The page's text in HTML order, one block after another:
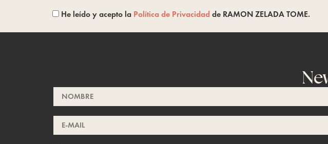
He leído y acepto la Política de Privacidadde RAMON ZELADA TOME.